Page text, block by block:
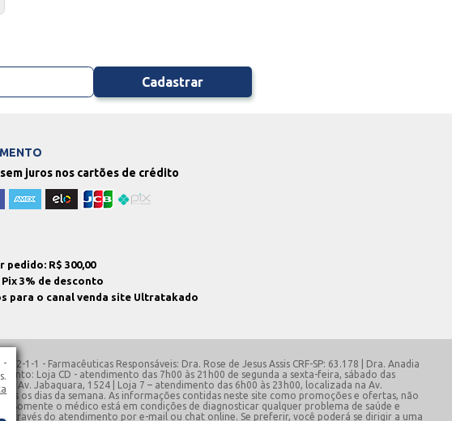
Cadastrar
juros nos cartões de crédito
pedido: R$ 300,00
3% de desconto
para o canal venda site Ultratakado
1-1 - Farmacêuticas Responsáveis: Dra. Rose de Jesus Assis CRF-SP: 63.178 | Dra. Anadia
Loja CD - atendimento das 7h00 às 21h00 de segunda a sexta-feira, sábado das
Av. Jabaquara, 1524 | Loja 7 – atendimento das 6h00 às 23h00, localizada na Av.
os dias da semana. As informações contidas neste site como promoções e ofertas, não
Somente o médico está em condições de diagnosticar qualquer problema de saúde e
do atendimento por e-mail ou chat online. Se preferir, você poderá se dirigir a uma
-